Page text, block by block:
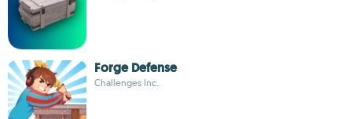
Forge Defense
Challenges Inc.